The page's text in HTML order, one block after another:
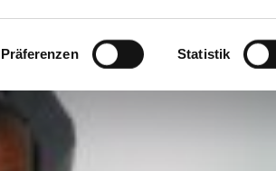
ist kein der EU gleichwertiges
Daten führen kann.
unserenDatenschutzhinweisenund in
Funktionen für diese Zwecke
mittels nachfolgender Buttons über
erteilte Einwilligung stets für die Zukunft
Präferenzen Statistik